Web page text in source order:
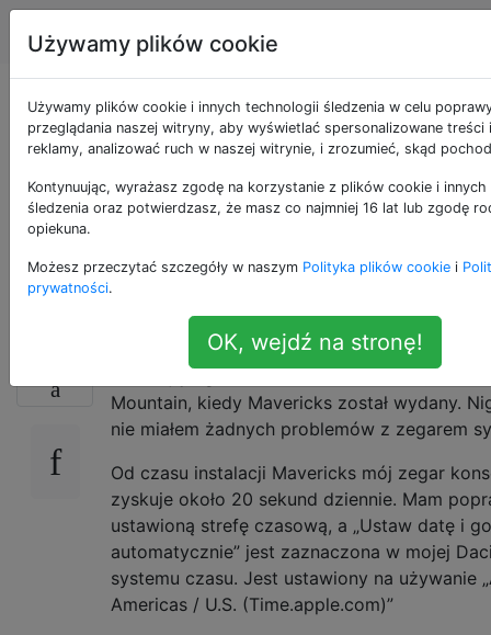
Apple Tagi
Jak mogę
zsynchronizować
zegar systemowy w
Mavericks?
Mam iMaca z 27-calowym wyświetlaczem w
I działającego na Mavericks (10.9.1).
Mountain, kiedy Mavericks został wydany.
nie miałem żadnych problemów z zegarem
Od czasu instalacji Mavericks mój zegar
zyskuje około 20 sekund dziennie. Mam
ustawioną strefę czasową, a „Ustaw datę i
automatycznie” jest zaznaczona w mojej
systemu czasu. Jest ustawiony na używanie
Americas / U.S. (Time.apple.com)”
Używamy plików cookie
Używamy plików cookie i innych technologii śledzenia w celu
przeglądania naszej witryny, aby wyświetlać spersonalizowane treści
reklamy, analizować ruch w naszej witrynie, i zrozumieć, skąd
Kontynuując, wyrażasz zgodę na korzystanie z plików cookie i
śledzenia oraz potwierdzasz, że masz co najmniej 16 lat lub zgodę
opiekuna.
Możesz przeczytać szczegóły w naszym Polityka plików cookie i
prywatności.
OK, wejdź na stronę!